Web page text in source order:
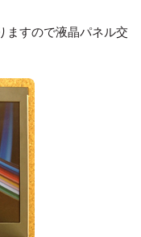
すので液晶パネル交